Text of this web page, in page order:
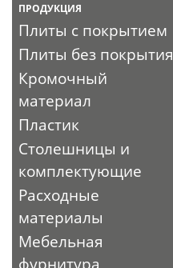
ПРОДУКЦИЯ
Плиты с покрытием
Плиты без покрытия
Кромочный
материал
Пластик
Столешницы и
комплектующие
Расходные
материалы
Мебельная
фурнитура